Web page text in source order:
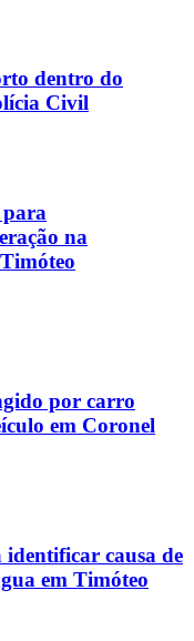
dentro do
Civil
para
na
por carro
em Coronel
identificar causa de
em Timóteo